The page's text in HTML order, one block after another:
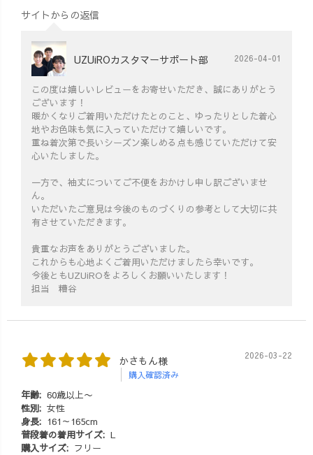
サイトからの返信
UZUiROカスタマーサポート部 2026-04-01
この度は嬉しいレビューをお寄せいただき、誠にありがとう
ございます！
暖かくなりご着用いただけたとのこと、ゆったりとした着心
地やお色味も気に入っていただけて嬉しいです。
重ね着次第で長いシーズン楽しめる点も感じていただけて安
心いたしました。
一方で、袖丈についてご不便をおかけし申し訳ございませ
ん。
いただいたご意見は今後のものづくりの参考として大切に共
有させていただきます。
貴重なお声をありがとうございました。
これからも心地よくご着用いただけましたら幸いです。
今後ともUZUiROをよろしくお願いいたします！
担当 糟谷
かさもん様
購入確認済み
2026-03-22
年齢: 60歳以上〜
性別: 女性
身長: 161～165cm
普段着の着用サイズ: L
購入サイズ: フリー